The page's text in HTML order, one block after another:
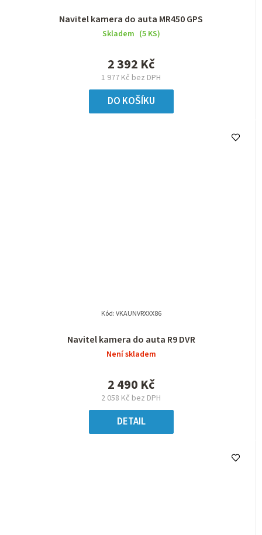
Navitel kamera do auta MR450 GPS
Skladem (5 KS)
1 977 Kč bez DPH
2 392 Kč
DO KOŠÍKU
Navitel kamera do auta R9 DVR
Není skladem
2 058 Kč bez DPH
2 490 Kč
DETAIL
Kód:VKAUNVRXXX86